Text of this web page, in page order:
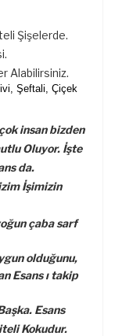
Şişelerde.
Alabilirsiniz.
Şeftali, Çiçek
insan bizden
Oluyor. İşte
da.
İşimizin
çaba sarf
olduğunu,
Esans ı takip
Esans
Kokudur.